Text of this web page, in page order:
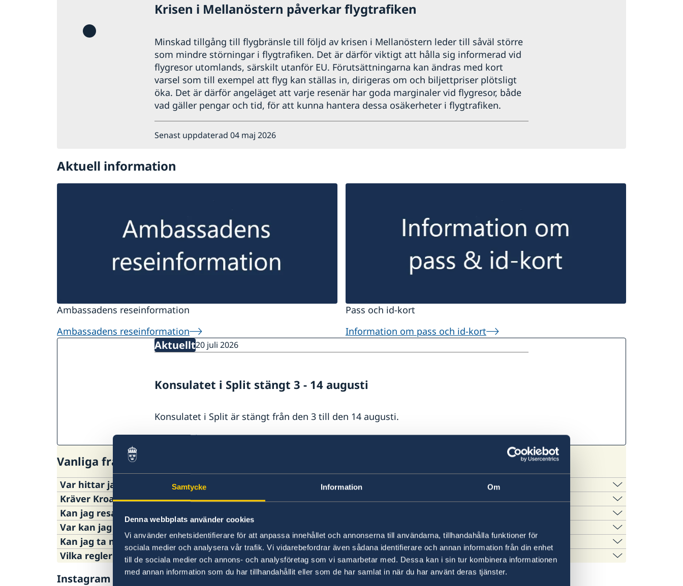
Samtycke Information Om
Denna webbplats använder cookies
Vi använder enhetsidentifierare för att anpassa innehållet och annonserna till användarna, tillhandahålla funktioner för
sociala medier och analysera vår trafik. Vi vidarebefordrar även sådana identifierare och annan information från din enhet
till de sociala medier och annons- och analysföretag som vi samarbetar med. Dessa kan i sin tur kombinera informationen
med annan information som du har tillhandahållit eller som de har samlat in när du har använt deras tjänster.
Krisen i Mellanöstern påverkar flygtrafiken
Minskad tillgång till flygbränsle till följd av krisen i Mellanöstern leder till såväl större
som mindre störningar i flygtrafiken. Det är därför viktigt att hålla sig informerad vid
flygresor utomlands, särskilt utanför EU. Förutsättningarna kan ändras med kort
varsel som till exempel att flyg kan ställas in, dirigeras om och biljettpriser plötsligt
öka. Det är därför angeläget att varje resenär har goda marginaler vid flygresor, både
vad gäller pengar och tid, för att kunna hantera dessa osäkerheter i flygtrafiken.
Senast uppdaterad 04 maj 2026
Aktuell information
Ambassadens reseinformation
Ambassadens reseinformation
Pass och id-kort
Information om pass och id-kort
Aktuellt20 juli 2026
Konsulatet i Split stängt 3 - 14 augusti
Konsulatet i Split är stängt från den 3 till den 14 augusti.
se alla nyheter
Vanliga frågor
Var hittar jag Reseinformationen?
Reseinformationen är uppdelad i två delar: en allmänn och ambassadens information.
Den allmänna delen finns på följande länk
>Reseinformation
Ambassadens reseinformation finner duhär.
Kräver Kroatien viss giltighetstid på vanliga svenska passet för in- och utresa i Kroatien?
Huvudsaken är att passet är giltigt vid in- resp utresa.
Kan jag resa på provisoriskt pass till Kroatien?
Ja.
Var kan jag ansöka om provisoriskt pass i Kroatien?
På Sveriges ambassad i Zagreb och vid Sveriges honorärkonsulat i Dubrovnik, Rijeka och Split.
Kan jag ta med min hund till Kroatien och vad gäller?
Ja och samma regler gäller som för införsel av hund till Sverige.
Vilka regler gäller för att ta med olika typer av läkemedel till Kroatien?
Vissa krav måste uppfyllas, se ambassadsens reseinformation.
Instagram Facebook